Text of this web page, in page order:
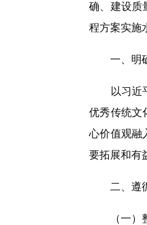
确、建设质
程方案实施
一、明
以习近平
优秀传统文
心价值观融
要拓展和有
二、遵循
（一）整